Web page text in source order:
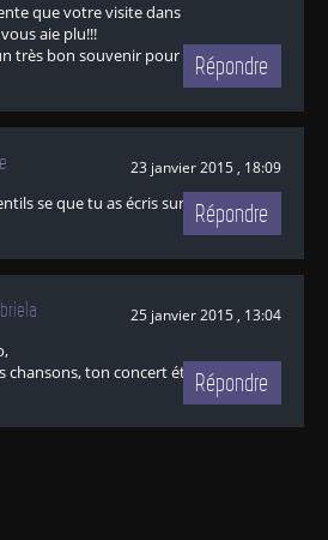
que votre visite dans
aie plu!!!
très bon souvenir pour
Répondre
23 janvier 2015 , 18:09
se que tu as écris sur
Répondre
25 janvier 2015 , 13:04
chansons, ton concert étaitRépondre